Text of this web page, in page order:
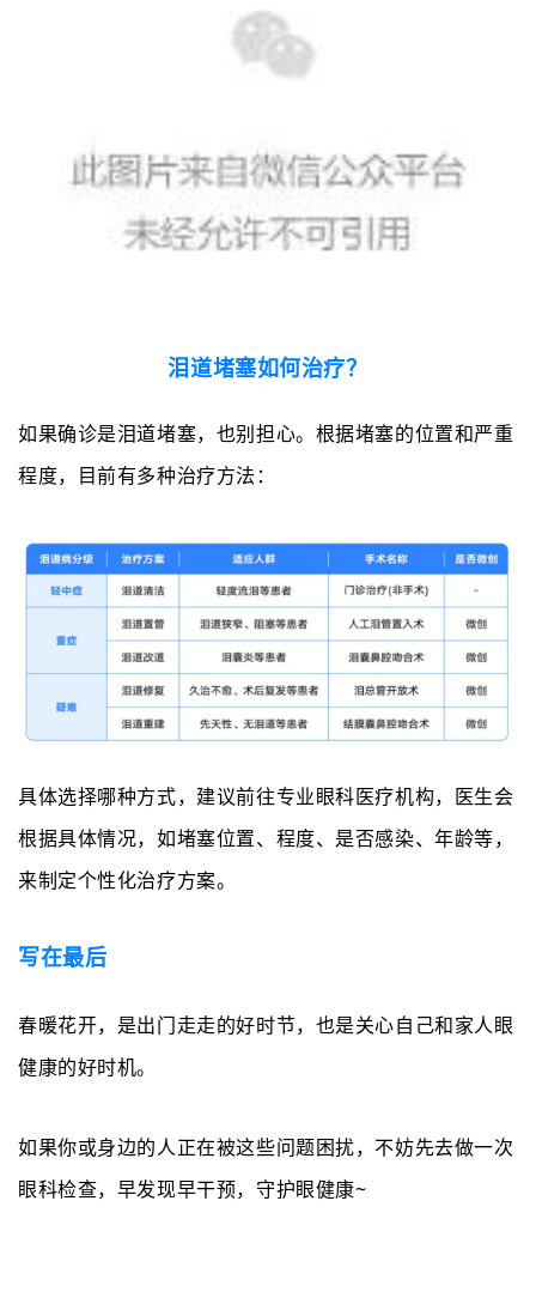
泪道堵塞如何治疗？
如果确诊是泪道堵塞，也别担心。根据堵塞的位置和严重
程度，目前有多种治疗方法：
具体选择哪种方式，建议前往专业眼科医疗机构，医生会
根据具体情况，如堵塞位置、程度、是否感染、年龄等，
来制定个性化治疗方案。
写在最后
春暖花开，是出门走走的好时节，也是关心自己和家人眼
健康的好时机。
如果你或身边的人正在被这些问题困扰，不妨先去做一次
眼科检查，早发现早干预，守护眼健康~